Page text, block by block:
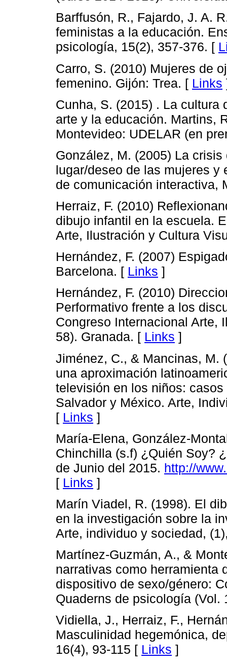
Barffusón, R., Fajardo, J. A.
feministas a la educación.
psicología, 15(2), 357-376. [
Carro, S. (2010) Mujeres de
femenino. Gijón: Trea. [ Links
Cunha, S. (2015) . La
arte y la educación. Martins,
Montevideo: UDELAR (en
González, M. (2005) La
lugar/deseo de las mujeres y
de comunicación interactiva,
Herraiz, F. (2010)
dibujo infantil en la escuela.
Arte, Ilustración y Cultura
Hernández, F. (2007)
Barcelona. [ Links ]
Hernández, F. (2010)
Performativo frente a los
Congreso Internacional Arte,
58). Granada. [ Links ]
Jiménez, C., & Mancinas, M.
una aproximación
televisión en los niños:
Salvador y México. Arte,
[ Links ]
María-Elena, González-
Chinchilla (s.f) ¿Quién Soy?
de Junio del 2015. http://
[ Links ]
Marín Viadel, R. (1998). El
en la investigación sobre la
Arte, individuo y sociedad,
Martínez-Guzmán, A., &
narrativas como herramienta
dispositivo de sexo/género:
Quaderns de psicología (Vol.
Vidiella, J., Herraiz, F.,
Masculinidad hegemónica,
16(4), 93-115 [ Links ]